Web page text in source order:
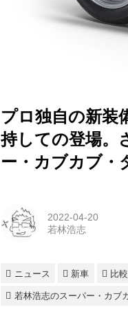
プロ独自の新装
持しての登場。
ー・カブカブ・
2022-04-20
若林浩志
ニュース 新車 比較
若林浩志のスーパー・カブ